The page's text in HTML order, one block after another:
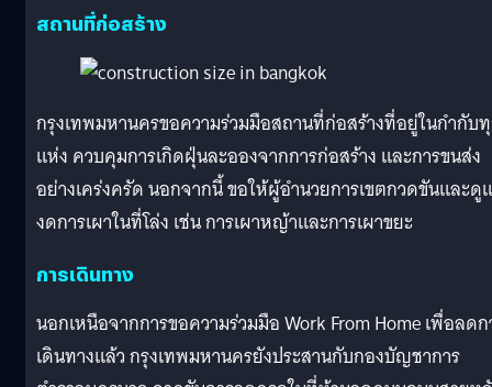
สถานที่ก่อสร้าง
กรุงเทพมหานครขอความร่วมมือสถานที่ก่อสร้างที่อยู่ในกำกับ
แห่ง ควบคุมการเกิดฝุ่นละอองจากการก่อสร้าง และการขนส่ง
อย่างเคร่งครัด นอกจากนี้ ขอให้ผู้อำนวยการเขตกวดขันและดู
งดการเผาในที่โล่ง เช่น การเผาหญ้าและการเผาขยะ
การเดินทาง
นอกเหนือจากการขอความร่วมมือ Work From Home เพื่อลด
เดินทางแล้ว กรุงเทพมหานครยังประสานกับกองบัญชาการ